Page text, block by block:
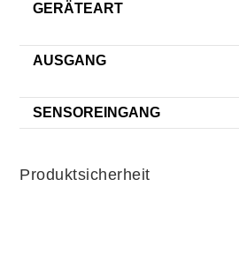
GERÄTEART
AUSGANG
SENSOREINGANG
Produktsicherheit